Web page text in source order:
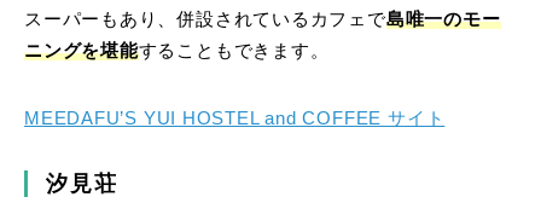
スーパーもあり、併設されているカフェで島唯一のモー
ニングを堪能することもできます。
MEEDAFU’S YUI HOSTEL and COFFEE サイト
汐見荘